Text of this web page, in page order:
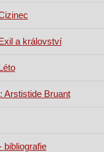
a království
Arstistide Bruant
bibliografie